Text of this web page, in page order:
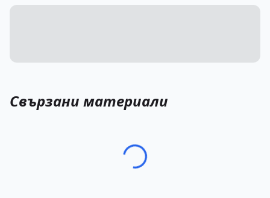
Свързани материали